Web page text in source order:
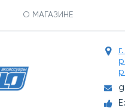
О МАГАЗИНЕ